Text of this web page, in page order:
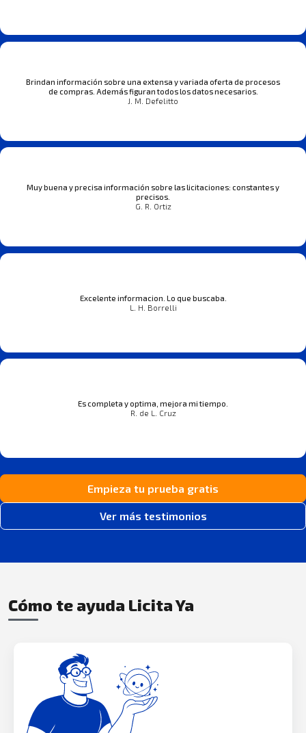
Brindan información sobre una extensa y variada oferta de procesos
de compras. Además figuran todos los datos necesarios.
J. M. Defelitto
Muy buena y precisa información sobre las licitaciones: constantes y
precisos.
G. R. Ortiz
Excelente informacion. Lo que buscaba.
L. H. Borrelli
Es completa y optima, mejora mi tiempo.
R. de L. Cruz
Empieza tu prueba gratis
Ver más testimonios
Cómo te ayuda Licita Ya